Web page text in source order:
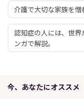
介護で大切な家族を憎
認知症の人には、世
ンガで解説。
今、あなたにオススメ